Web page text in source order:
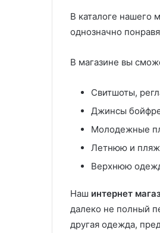
В каталоге нашего
однозначно
В магазине вы
Свитшоты,
Джинсы
Молодежные
Летнюю и
Верхнюю
Наш интернет
далеко не полный
другая одежда,